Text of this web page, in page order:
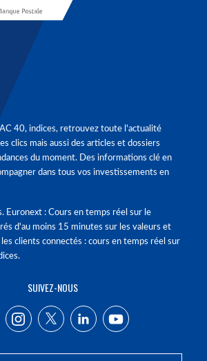
40, indices, retrouvez toute l'actualité
clics mais aussi des articles et dossiers
du moment. Des informations clé en
dans tous vos investissements en
Euronext : Cours en temps réel sur le
d'au moins 15 minutes sur les valeurs et
clients connectés : cours en temps réel sur
SUIVEZ-NOUS